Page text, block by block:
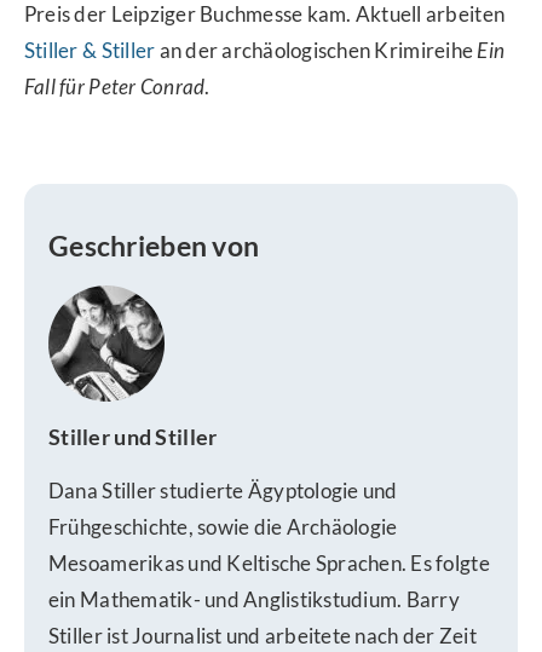
Preis der Leipziger Buchmesse kam. Aktuell arbeiten
Stiller & Stilleran der archäologischen KrimireiheEin
Fall für Peter Conrad.
Geschrieben von
Stiller und Stiller
Dana Stiller studierte Ägyptologie und
Frühgeschichte, sowie die Archäologie
Mesoamerikas und Keltische Sprachen. Es folgte
ein Mathematik- und Anglistikstudium. Barry
Stiller ist Journalist und arbeitete nach der Zeit